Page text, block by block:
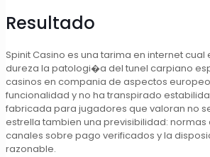
Resultado
Spinit Casino es una tarima en internet
dureza la patologi�a del tunel carpiano
casinos en compania de aspectos
funcionalidad y no ha transpirado
fabricada para jugadores que valoran no
estrella tambien una previsibilidad:
canales sobre pago verificados y la
razonable.